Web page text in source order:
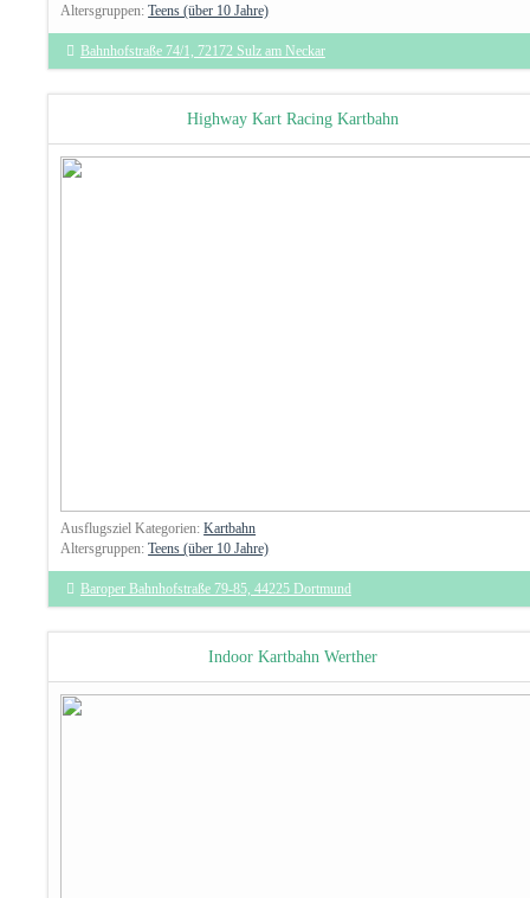
Altersgruppen:Teens (über 10 Jahre)
Bahnhofstraße 74/1, 72172 Sulz am Neckar
Highway Kart Racing Kartbahn
Ausflugsziel Kategorien:Kartbahn
Altersgruppen:Teens (über 10 Jahre)
Baroper Bahnhofstraße 79-85, 44225 Dortmund
Indoor Kartbahn Werther